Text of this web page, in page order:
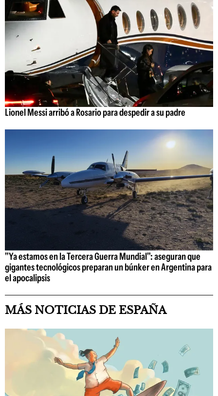
Lionel Messi arribó a Rosario para despedir a su padre
"Ya estamos en la Tercera Guerra Mundial": aseguran que
gigantes tecnológicos preparan un búnker en Argentina para
el apocalipsis
MÁS NOTICIAS DE ESPAÑA